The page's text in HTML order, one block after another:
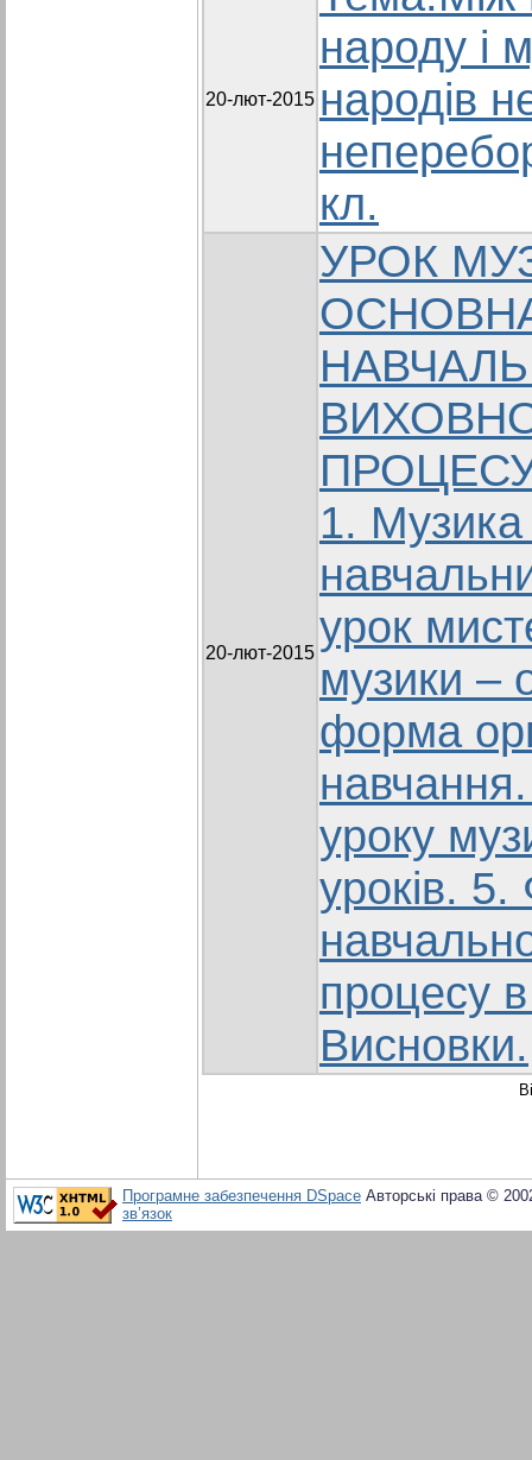
20-лют-2015
народу і
народів
кл.
20-лют-2015
УРОК
ПРОЦЕСУ
1. Музика
урок
музики –
форма
уроку
уроків.
процесу
Висновки.
Програмне забезпечення DSpace Авторські права ©
зв’язок